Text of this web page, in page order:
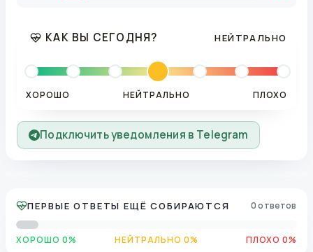
КАК ВЫ СЕГОДНЯ? НЕЙТРАЛЬНО
ХОРОШО НЕЙТРАЛЬНО ПЛОХО
Подключить уведомления в Telegram
ПЕРВЫЕ ОТВЕТЫ ЕЩЁ СОБИРАЮТСЯ 0 ответов
ХОРОШО 0% НЕЙТРАЛЬНО 0% ПЛОХО 0%